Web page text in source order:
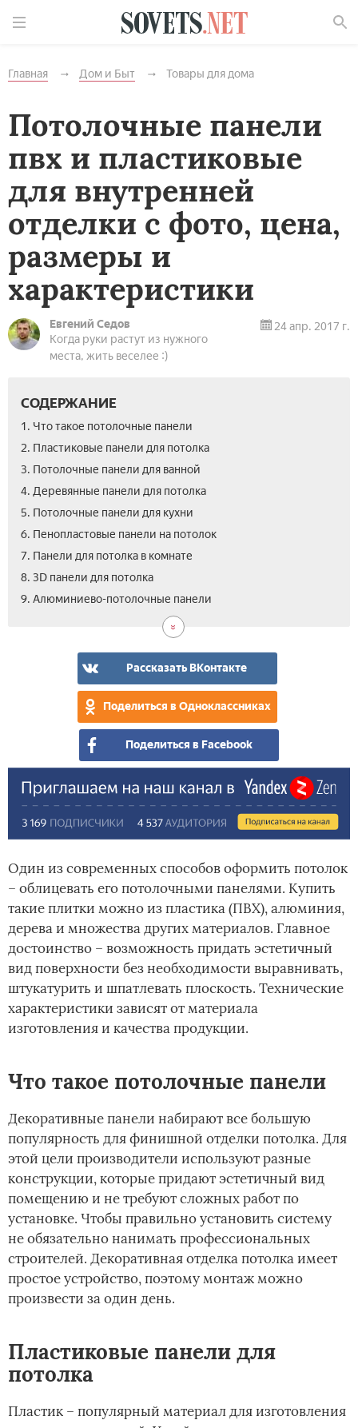
Главная Дом и Быт Товары для дома
Потолочные панели
пвх и пластиковые
для внутренней
отделки с фото, цена,
размеры и
характеристики
Евгений Седов
Когда руки растут из нужного
места, жить веселее :)
24 апр. 2017 г.
СОДЕРЖАНИЕ
1. Что такое потолочные панели
2. Пластиковые панели для потолка
3. Потолочные панели для ванной
4. Деревянные панели для потолка
5. Потолочные панели для кухни
6. Пенопластовые панели на потолок
7. Панели для потолка в комнате
8. 3D панели для потолка
9. Алюминиево-потолочные панели
Рассказать ВКонтакте
Поделиться в Одноклассниках
Поделиться в Facebook
Один из современных способов оформить потолок
– облицевать его потолочными панелями. Купить
такие плитки можно из пластика (ПВХ), алюминия,
дерева и множества других материалов. Главное
достоинство – возможность придать эстетичный
вид поверхности без необходимости выравнивать,
штукатурить и шпатлевать плоскость. Технические
характеристики зависят от материала
изготовления и качества продукции.
Что такое потолочные панели
Декоративные панели набирают все большую
популярность для финишной отделки потолка. Для
этой цели производители используют разные
конструкции, которые придают эстетичный вид
помещению и не требуют сложных работ по
установке. Чтобы правильно установить систему
не обязательно нанимать профессиональных
строителей. Декоративная отделка потолка имеет
простое устройство, поэтому монтаж можно
произвести за один день.
Пластиковые панели для
потолка
Пластик – популярный материал для изготовления